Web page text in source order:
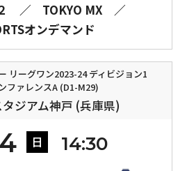
／ TOKYO MX
／
オンデマンド
リーグワン2023-24 ディビジョン1
ファレンスA (D1-M29)
ジアム神戸 (兵庫県)
日 14:30